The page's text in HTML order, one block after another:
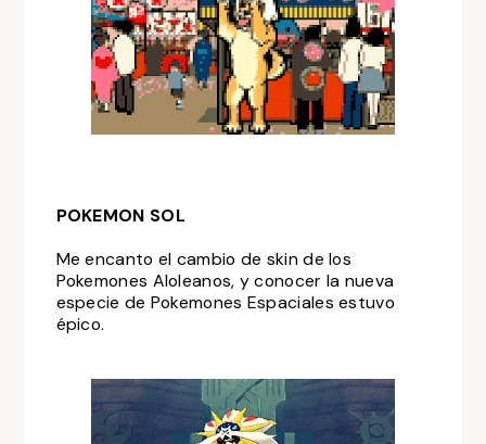
POKEMON SOL
Me encanto el cambio de skin de los
Pokemones Aloleanos, y conocer la nueva
especie de Pokemones Espaciales estuvo
épico.